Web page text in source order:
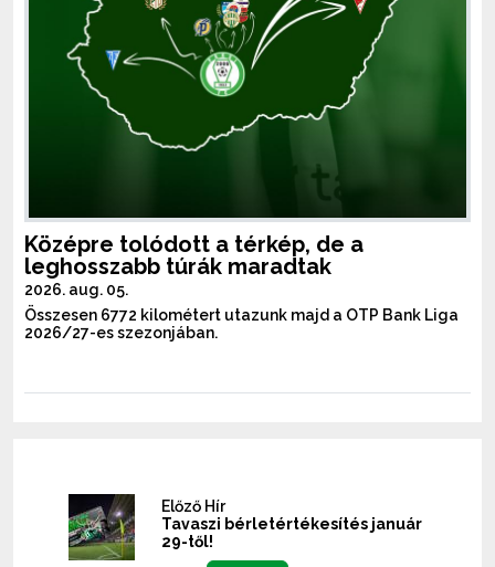
Középre tolódott a térkép, de a
leghosszabb túrák maradtak
2026. aug. 05.
Összesen 6772 kilométert utazunk majd a OTP Bank Liga
2026/27-es szezonjában.
Előző Hír
Tavaszi bérletértékesítés január
29-től!